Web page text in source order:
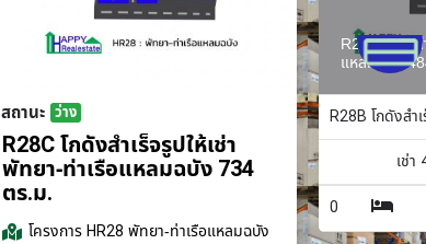
สถานะ ว่าง
R28C โกดังสำเร็จรูปให้เช่า
พัทยา-ท่าเรือแหลมฉบัง 734
ตร.ม.
โครงการHR28 พัทยา-ท่าเรือแหลมฉบัง
R28B โกดังส
แหลมฉบัง
R28B โกดังสำ
เช่า
0